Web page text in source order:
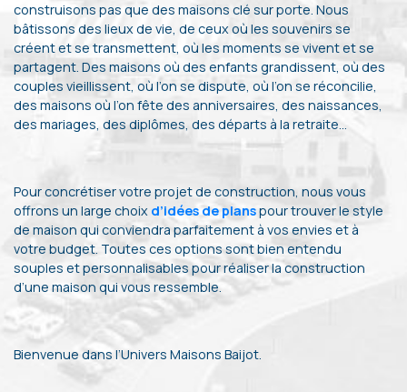
construisons pas que des maisons clé sur porte. Nous
bâtissons des lieux de vie, de ceux où les souvenirs se
créent et se transmettent, où les moments se vivent et se
partagent. Des maisons où des enfants grandissent, où des
couples vieillissent, où l’on se dispute, où l’on se réconcilie,
des maisons où l’on fête des anniversaires, des naissances,
des mariages, des diplômes, des départs à la retraite…
Pour concrétiser votre projet de construction, nous vous
offrons un large choix d’idées de planspour trouver le style
de maison qui conviendra parfaitement à vos envies et à
votre budget. Toutes ces options sont bien entendu
souples et personnalisables pour réaliser la construction
d’une maison qui vous ressemble.
Bienvenue dans l’Univers Maisons Baijot.